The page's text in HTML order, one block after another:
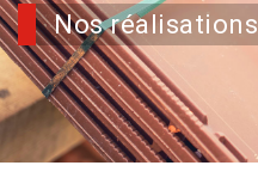
Nos réalisations